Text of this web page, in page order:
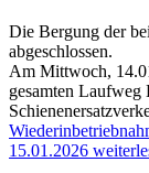
Die Bergung der
abgeschlossen.
Am Mittwoch,
gesamten
15.01.2026